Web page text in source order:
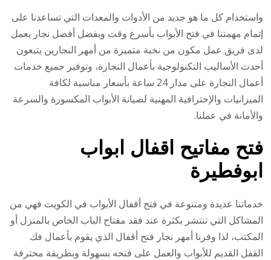
واستخدام كل ما هو جديد من الأدوات والمعدات التي تساعدنا على
إتمام مهمتنا في فتح الأبواب بأسرع وقت وبفضل أفضل نجار يعمل
لدى فريق عمل مكون من نخبة متميزة من أمهر النجارين يتبعون
أحدث الأساليب التكنولوجية بأعمال النجارة، وتوفير جميع خدمات
أعمال النجارة على مدار 24 ساعة بأسعار مناسبة لكافة
الميزانيات والإحترافية المهنية لصيانة الأبواب المكسورة والسرعة
والأمانة في عملنا.
فتح مفاتيح اقفال ابواب
ابوفطيرة
خدماتنا عديدة ومتنوعة في فتح أقفال الأبواب في الكويت فهي من
المشاكل التي تنتشر بكثرة عند فقد مفتاح الباب الخاص بالمنزل أو
المكتب، لذا وفرنا أمهر نجار فتح أقفال الذي يقوم بأعمال فك
القفل القديم للأبواب والعمل على فتحه بسهولة وبطريقة محترفة